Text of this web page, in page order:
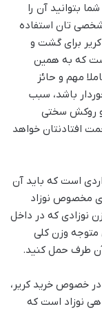
بتوانید آن را
تان استفاده
برای گشت و
که به همین
مهم و حائز
باشد، سبب
و روکش سختی
افتادنتان خواهد
است که باید آن
مخصوص نوزاد
نوزادی که در داخل
متوجه وزن کلی
طرف حمل کنید.
خصوص خرید کریر،
نوزاد است که